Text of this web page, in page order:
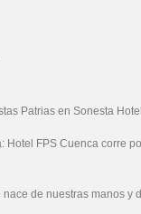
Patrias en Sonesta
Hotel FPS Cuenca corre
de nuestras manos y